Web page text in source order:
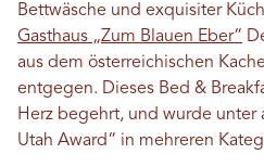
Bettwäsche und exquisiter
Gasthaus „Zum Blauen Eber“
aus dem österreichischen
entgegen. Dieses Bed &
Herz begehrt, und wurde
Utah Award“ in mehreren